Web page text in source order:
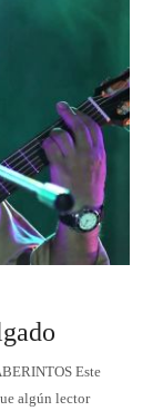
Este
algún lector